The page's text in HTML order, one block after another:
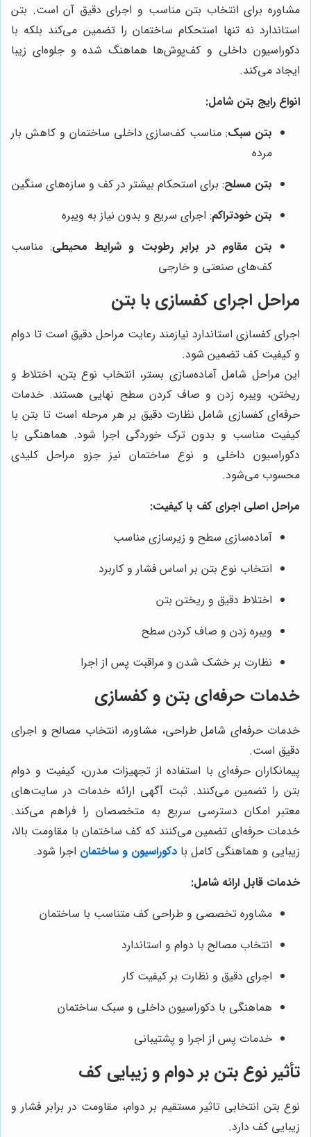
مشاوره برای انتخاب بتن مناسب و اجرای دقیق آن است. بتن
استاندارد نه تنها استحکام ساختمان را تضمین می‌کند بلکه با
دکوراسیون داخلی و کف‌پوش‌ها هماهنگ شده و جلوه‌ای زیبا
ایجاد می‌کند.
انواع رایج بتن شامل:
بتن سبک: مناسب کف‌سازی داخلی ساختمان و کاهش بار
مرده
بتن مسلح: برای استحکام بیشتر در کف و سازه‌های سنگین
بتن خودتراکم: اجرای سریع و بدون نیاز به ویبره
بتن مقاوم در برابر رطوبت و شرایط محیطی: مناسب
کف‌های صنعتی و خارجی
مراحل اجرای کفسازی با بتن
اجرای کفسازی استاندارد نیازمند رعایت مراحل دقیق است تا دوام
و کیفیت کف تضمین شود.
این مراحل شامل آماده‌سازی بستر، انتخاب نوع بتن، اختلاط و
ریختن، ویبره زدن و صاف کردن سطح نهایی هستند. خدمات
حرفه‌ای کفسازی شامل نظارت دقیق بر هر مرحله است تا بتن با
کیفیت مناسب و بدون ترک خوردگی اجرا شود. هماهنگی با
دکوراسیون داخلی و نوع ساختمان نیز جزو مراحل کلیدی
محسوب می‌شود.
مراحل اصلی اجرای کف با کیفیت:
آماده‌سازی سطح و زیرسازی مناسب
انتخاب نوع بتن بر اساس فشار و کاربرد
اختلاط دقیق و ریختن بتن
ویبره زدن و صاف کردن سطح
نظارت بر خشک شدن و مراقبت پس از اجرا
خدمات حرفه‌ای بتن و کفسازی
خدمات حرفه‌ای شامل طراحی، مشاوره، انتخاب مصالح و اجرای
دقیق است.
پیمانکاران حرفه‌ای با استفاده از تجهیزات مدرن، کیفیت و دوام
بتن را تضمین می‌کنند. ثبت آگهی ارائه خدمات در سایت‌های
معتبر امکان دسترسی سریع به متخصصان را فراهم می‌کند.
خدمات حرفه‌ای تضمین می‌کنند که کف ساختمان با مقاومت بالا،
زیبایی و هماهنگی کامل با دکوراسیون و ساختمان اجرا شود.
خدمات قابل ارائه شامل:
مشاوره تخصصی و طراحی کف متناسب با ساختمان
انتخاب مصالح با دوام و استاندارد
اجرای دقیق و نظارت بر کیفیت کار
هماهنگی با دکوراسیون داخلی و سبک ساختمان
خدمات پس از اجرا و پشتیبانی
تأثیر نوع بتن بر دوام و زیبایی کف
نوع بتن انتخابی تاثیر مستقیم بر دوام، مقاومت در برابر فشار و
زیبایی کف دارد.